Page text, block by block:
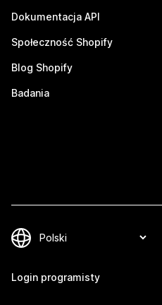
Dokumentacja API
Społeczność Shopify
Blog Shopify
Badania
Login programisty